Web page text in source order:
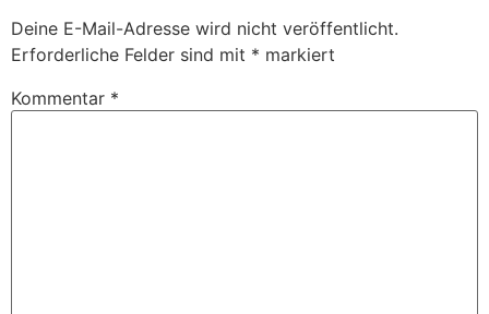
Deine E-Mail-Adresse wird nicht veröffentlicht.
Erforderliche Felder sind mit * markiert
Kommentar *